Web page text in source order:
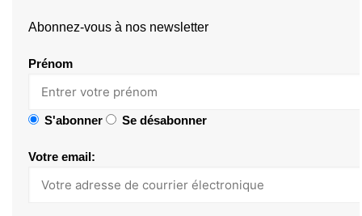
Abonnez-vous à nos newsletter
Prénom
S'abonner Se désabonner
Votre email: